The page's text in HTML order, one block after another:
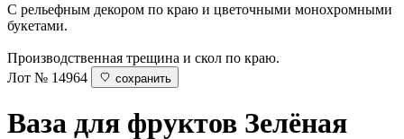
С рельефным декором по краю и цветочными монохромными
букетами.
Производственная трещина и скол по краю.
Лот № 14964
сохранить
Ваза для фруктов Зелёная